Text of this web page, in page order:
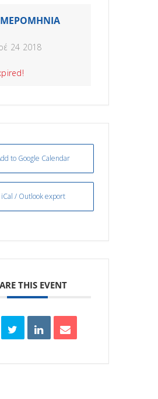
24 2018
to Google Calendar
/ Outlook export
THIS EVENT